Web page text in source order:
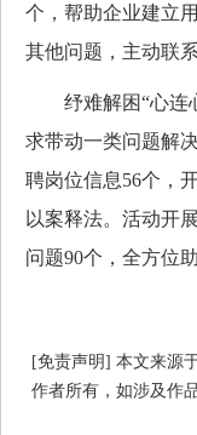
个，帮助企业建立
其他问题，主动联
纾难解困“心连心
求带动一类问题解
聘岗位信息56个，
以案释法。活动开
问题90个，全方位
[免责声明] 本文来源
作者所有，如涉及作